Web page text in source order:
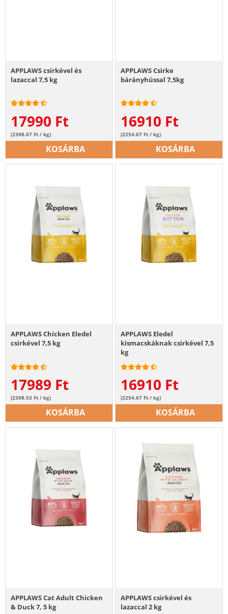
APPLAWS csirkével és
lazaccal 7,5 kg
17990 Ft
(2398.67 Ft / kg)
KOSÁRBA
APPLAWS Csirke
bárányhússal 7,5kg
16910 Ft
(2254.67 Ft / kg)
KOSÁRBA
APPLAWS Chicken Eledel
csirkével 7,5 kg
17989 Ft
(2398.53 Ft / kg)
KOSÁRBA
APPLAWS Eledel
kismacskáknak csirkével 7,5
kg
16910 Ft
(2254.67 Ft / kg)
KOSÁRBA
APPLAWS Cat Adult Chicken
& Duck 7, 5 kg
APPLAWS csirkével és
lazaccal 2 kg